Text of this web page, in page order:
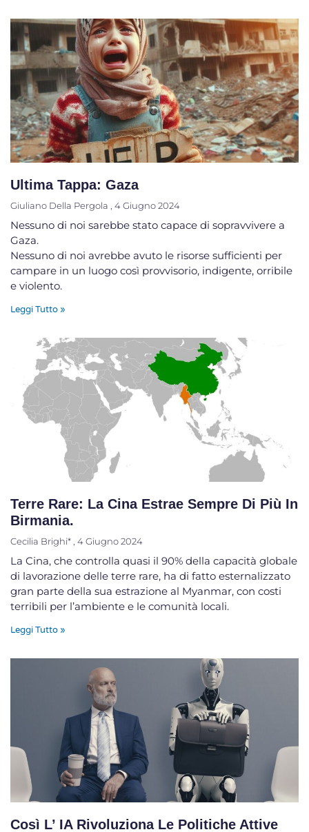
Ultima Tappa: Gaza
Giuliano Della Pergola 4 Giugno 2024
Nessuno di noi sarebbe stato capace di sopravvivere a
Gaza.
Nessuno di noi avrebbe avuto le risorse sufficienti per
campare in un luogo così provvisorio, indigente, orribile
e violento.
Leggi Tutto »
Terre Rare: La Cina Estrae Sempre Di Più In
Birmania.
Cecilia Brighi* 4 Giugno 2024
La Cina, che controlla quasi il 90% della capacità globale
di lavorazione delle terre rare, ha di fatto esternalizzato
gran parte della sua estrazione al Myanmar, con costi
terribili per l’ambiente e le comunità locali.
Leggi Tutto »
Così L’ IA Rivoluziona Le Politiche Attive